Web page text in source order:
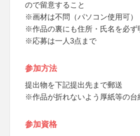
ので留意すること
※画材は不問（パソコン使用可）
※作品の裏にも住所・氏名を必ず
※応募は一人3点まで
参加方法
提出物を下記提出先まで郵送
※作品が折れないよう厚紙等の台
参加資格